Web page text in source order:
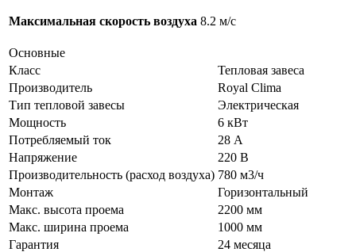
Максимальная скорость воздуха 8.2 м/с
Основные
Класс
Тепловая завеса
Производитель
Royal Clima
Тип тепловой завесы
Электрическая
Мощность
6 кВт
Потребляемый ток
28 А
Напряжение
220 В
Производительность (расход воздуха) 780 м3/ч
Монтаж
Горизонтальный
Макс. высота проема
2200 мм
Макс. ширина проема
1000 мм
Гарантия
24 месяца